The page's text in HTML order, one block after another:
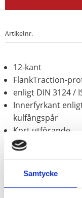
Samtycke
Artikelnr
12-kant
FlankTraction-
enligt DIN 3124 /
Innerfyrkant
kulfångspår
Kort utförande
för manuell
Krom vanadium